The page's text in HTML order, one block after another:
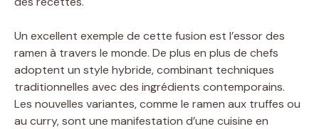
Un excellent exemple de cette fusion est l’essor des
ramen à travers le monde. De plus en plus de chefs
adoptent un style hybride, combinant techniques
traditionnelles avec des ingrédients contemporains.
Les nouvelles variantes, comme le ramen aux truffes ou
au curry, sont une manifestation d’une cuisine en